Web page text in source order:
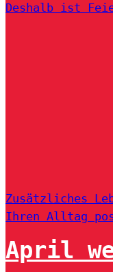
Deshalb ist
Zusätzliches
Ihren Alltag
April